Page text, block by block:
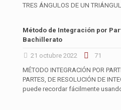
TRES ÁNGULOS DE UN
Método de Integración por
Bachillerato
21 octubre 2022
71
MÉTODO INTEGRACIÓN POR
PARTES, DE RESOLUCIÓN DE
puede recordar fácilmente